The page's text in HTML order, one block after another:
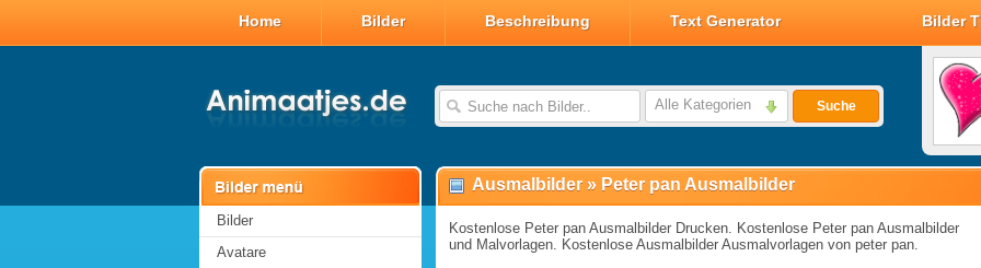
Home Bilder Beschreibung Text Generator Bilder
Alle Kategorien Suche
Valentin Bilder
Valentin Smileys
Disney Valentin Bilder
Bilder
Avatare
Ausmalbilder » Peter pan Ausmalbilder
Kostenlose Peter pan Ausmalbilder Drucken. Kostenlose Peter pan Ausmalbilder
und Malvorlagen. Kostenlose Ausmalbilder Ausmalvorlagen von peter pan.